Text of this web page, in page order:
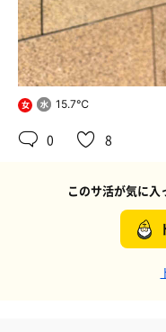
女 15.7℃
0 8
このサ活が気に入